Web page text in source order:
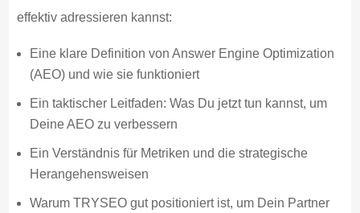
effektiv adressieren kannst:
Eine klare Definition von Answer Engine Optimization
(AEO) und wie sie funktioniert
Ein taktischer Leitfaden: Was Du jetzt tun kannst, um
Deine AEO zu verbessern
Ein Verständnis für Metriken und die strategische
Herangehensweisen
Warum TRYSEO gut positioniert ist, um Dein Partner